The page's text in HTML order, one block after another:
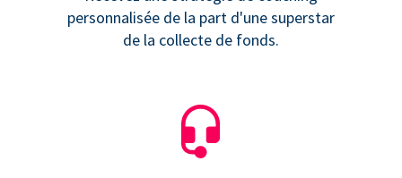
personnalisée de la part d'une superstar
de la collecte de fonds.